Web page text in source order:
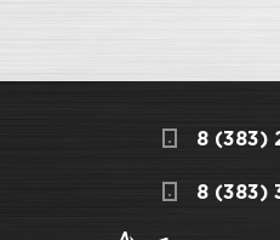
8 (383)
8 (383)